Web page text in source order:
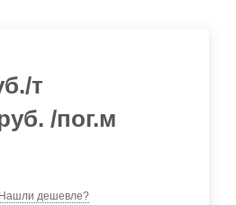
/т
/пог.м
Нашли дешевле?